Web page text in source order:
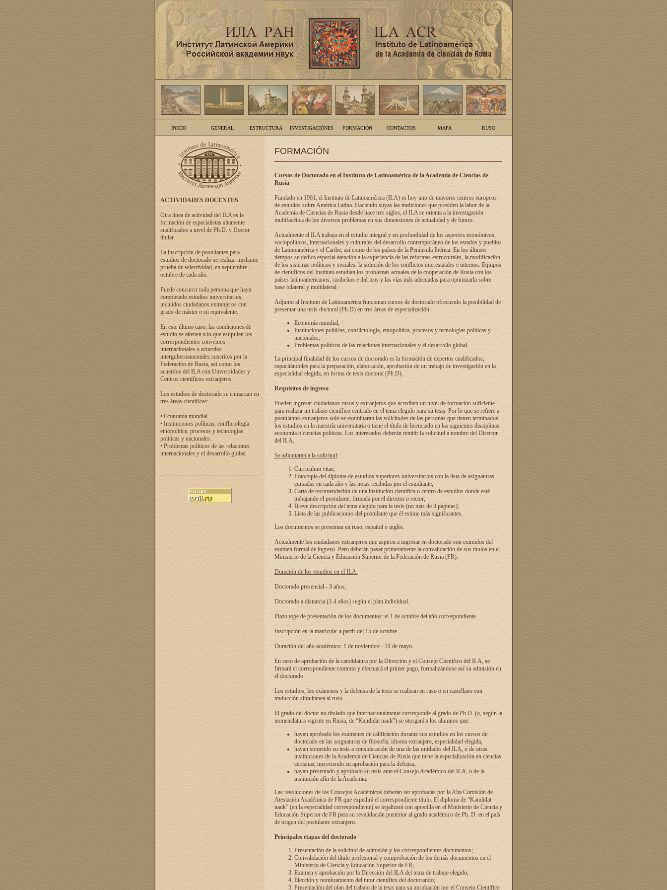
INICIO GENERAL ESTRUCTURA INVESTIGACIÓNES FORMACIÓN CONTACTOS MAPA RUSO
ACTIVIDADES DOCENTES
Otra línea de actividad del ILA es la
formación de especialistas altamente
cualificados a nivel de Ph.D. y Doctor
titular.
La inscripción de postulantes para
estudios de doctorado se realiza, mediante
prueba de selectividad, en septiembre -
octubre de cada año.
Puede concurrir toda persona que haya
completado estudios universitarios,
incluidos ciudadanos extranjeros con
grado de máster o su equivalente.
En este último caso, las condiciones de
estudio se atienen a lo que estipulen los
correspondientes convenios
internacionales o acuerdos
intergubernamentales suscritos por la
Federación de Rusia, así como los
acuerdos del ILA con Universidades y
Centros científicos extranjeros.
Los estudios de doctorado se enmarcan en
tres áreas científicas:
• Economía mundial
• Instituciones políticas, conflictología
etnopolítica, procesos y tecnologías
políticas y nacionales.
• Problemas políticos de las relaciones
internacionales y el desarrollo global
FORMACIÓN
Cursos de Doctorado en el Instituto de Latinoamérica de la Academia de Ciencias de
Rusia
Fundado en 1961, el Instituto de Latinoamérica (ILA) es hoy uno de mayores centros europeos
de estudios sobre América Latina. Haciendo suyas las tradiciones que presiden la labor de la
Academia de Ciencias de Rusia desde hace tres siglos, el ILA se orienta a la investigación
multifacética de los diversos problemas en sus dimensiones de actualidad y de futuro.
Actualmente el ILA trabaja en el estudio integral y en profundidad de los aspectos económicos,
sociopolíticos, internacionales y culturales del desarrollo contemporáneo de los estados y pueblos
de Latinoamérica y el Caribe, así como de los países de la Península Ibérica. En los últimos
tiempos se dedica especial atención a la experiencia de las reformas estructurales, la modificación
de los sistemas políticos y sociales, la solución de los conflictos interestatales e internos. Equipos
de científicos del Instituto estudian los problemas actuales de la cooperación de Rusia con los
países latinoamericanos, caribeños e ibéricos y las vías más adecuadas para optimizarla sobre
base bilateral y multilateral.
Adjunto al Instituto de Latinoamérica funcionan cursos de doctorado ofreciendo la posibilidad de
presentar una tesis doctoral (Ph.D) en tres áreas de especialización:
Economía mundial,
Instituciones políticas, conflictología, etnopolítica, procesos y tecnologías políticas y
nacionales,
Problemas políticos de las relaciones internacionales y el desarrollo global.
La principal finalidad de los cursos de doctorado es la formación de expertos cualificados,
capacitándoles para la preparación, elaboración, aprobación de un trabajo de investigación en la
especialidad elegida, en forma de tesis doctoral (Ph.D).
Requisitos de ingreso
Pueden ingresar ciudadanos rusos y extranjeros que acrediten un nivel de formación suficiente
para realizar un trabajo científico centrado en el tema elegido para su tesis. Por lo que se refiere a
postulantes extranjeros solo se examinaran las solicitudes de las personas que tienen terminados
los estudios en la maestría universitaria o tiene el título de licenciado en las siguientes disciplinas:
economía o ciencias políticas. Los interesados deberán remitir la solicitud a nombre del Director
del ILA.
Se adjuntaran a la solicitud:
Curriculum vitae;
Fotocopia del diploma de estudios superiores universitarios con la lista de asignaturas
cursadas en cada año y las notas recibidas por el estudiante;
Carta de recomendación de una institución científica o centro de estudios donde esté
trabajando el postulante, firmada por el director o rector;
Breve descripción del tema elegido para la tesis (no más de 3 páginas);
Lista de las publicaciones del postulante que él estime más significantes.
Los documentos se presentan en ruso, español o inglés.
Actualmente los ciudadanos extranjeros que aspiren a ingresar en doctorado son eximidos del
examen formal de ingreso. Pero deberán pasar primeramente la convalidación de sus títulos en el
Ministerio de la Ciencia y Educación Superior de la Federación de Rusia (FR).
Duración de los estudios en el ILA:
Doctorado presencial - 3 años;
Doctorado a distancia (3-4 años) según el plan individual.
Plazo tope de presentación de los documentos: el 1 de octubre del año correspondiente.
Inscripción en la matricula: a partir del 15 de octubre.
Duración del año académico: 1 de noviembre - 31 de mayo.
En caso de aprobación de la candidatura por la Dirección y el Consejo Científico del ILA, se
firmará el correspondiente contrato y efectuará el primer pago, formalizándose así su admisión en
el doctorado.
Los estudios, los exámenes y la defensa de la tesis se realizan en ruso o en castellano con
traducción simultánea al ruso.
El grado del doctor no titulado que internacionalmente corresponde al grado de Ph.D. (o, según la
nomenclatura vigente en Rusia, de “Kandidat nauk”) se otorgará a los alumnos que:
hayan aprobado los exámenes de calificación durante sus estudios en los cursos de
doctorado en las asignaturas de filosofía, idioma extranjero, especialidad elegida,
hayan sometido su tesis a consideración de una de las unidades del ILA, o de otras
instituciones de la Academia de Ciencias de Rusia que tiene la especialización en ciencias
cercanas, mereciendo su aprobación para la defensa,
hayan presentado y aprobado su tesis ante el Consejo Académico del ILA, o de la
institución afín de la Academia.
Las resoluciones de los Consejos Académicos deberán ser aprobadas por la Alta Comisión de
Atestación Académica de FR que expedirá el correspondiente título. El diploma de “Kandidat
nauk” (en la especialidad correspondiente) se legalizará con apostilla en el Ministerio de Ciencia y
Educación Superior de FR para su revalidación posterior al grado académico de Ph. D. en el país
de origen del postulante extranjero.
Principales etapas del doctorado
Presentación de la solicitud de admisión y los correspondientes documentos;
Convalidación del título profesional y comprobación de los demás documentos en el
Ministerio de Ciencia y Educación Superior de FR;
Examen y aprobación por la Dirección del ILA del tema de trabajo elegido;
Elección y nombramiento del tutor científico del doctorando;
Presentación del plan del trabajo de la tesis para su aprobación por el Consejo Científico